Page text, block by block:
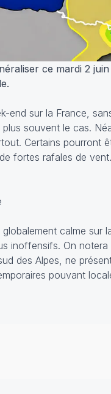
ce mardi 2
end sur la France,
souvent le cas.
Certains pourront
fortes rafales de vent.
calme
inoffensifs. On
des Alpes, ne
pouvant